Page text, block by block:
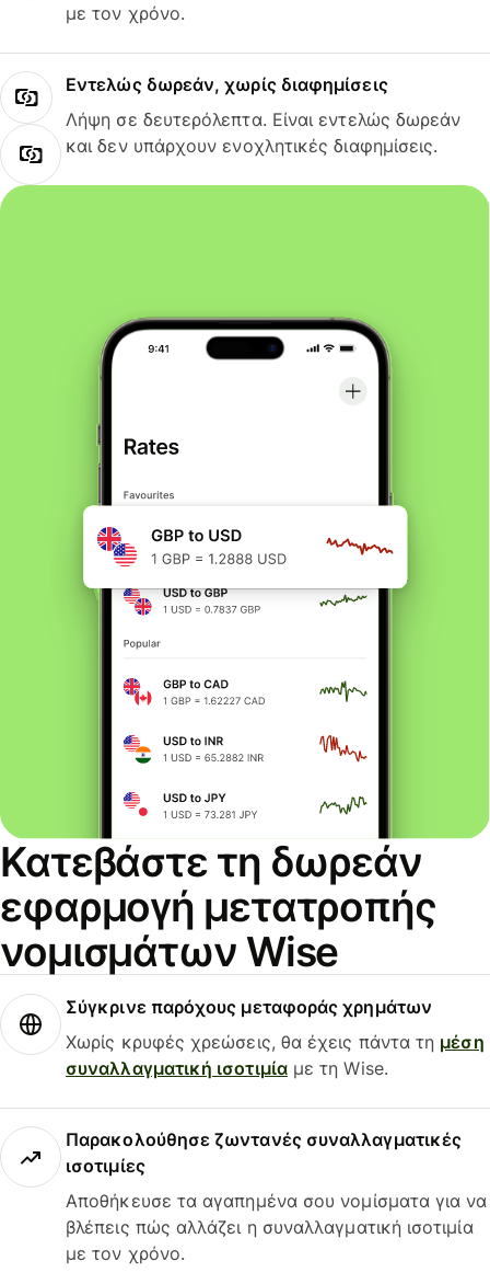
με τον χρόνο.
Εντελώς δωρεάν, χωρίς διαφημίσεις
Λήψη σε δευτερόλεπτα. Είναι εντελώς δωρεάν
και δεν υπάρχουν ενοχλητικές διαφημίσεις.
Κατεβάστε τη δωρεάν
εφαρμογή μετατροπής
νομισμάτων Wise
Σύγκρινε παρόχους μεταφοράς χρημάτων
Χωρίς κρυφές χρεώσεις, θα έχεις πάντα τη μέση
συναλλαγματική ισοτιμίαμε τη Wise.
Παρακολούθησε ζωντανές συναλλαγματικές
ισοτιμίες
Αποθήκευσε τα αγαπημένα σου νομίσματα για να
βλέπεις πώς αλλάζει η συναλλαγματική ισοτιμία
με τον χρόνο.